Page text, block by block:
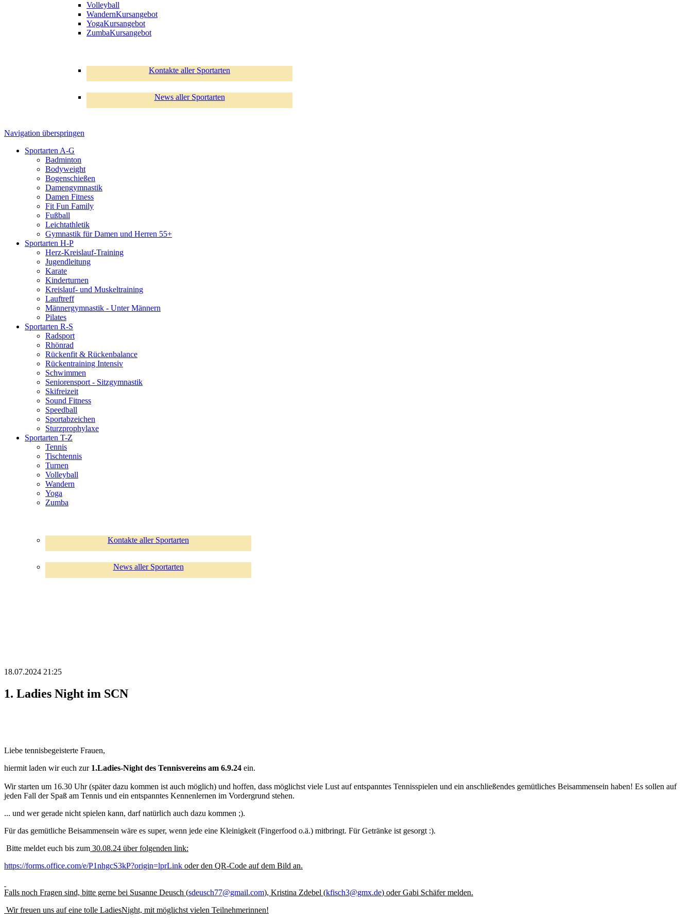
Volleyball
WandernKursangebot
YogaKursangebot
ZumbaKursangebot
Kontakte aller Sportarten
News aller Sportarten
Navigation überspringen
Sportarten A-G
Badminton
Bodyweight
Bogenschießen
Damengymnastik
Damen Fitness
Fit Fun Family
Fußball
Leichtathletik
Gymnastik für Damen und Herren 55+
Sportarten H-P
Herz-Kreislauf-Training
Jugendleitung
Karate
Kinderturnen
Kreislauf- und Muskeltraining
Lauftreff
Männergymnastik - Unter Männern
Pilates
Sportarten R-S
Radsport
Rhönrad
Rückenfit & Rückenbalance
Rückentraining Intensiv
Schwimmen
Seniorensport - Sitzgymnastik
Skifreizeit
Sound Fitness
Speedball
Sportabzeichen
Sturzprophylaxe
Sportarten T-Z
Tennis
Tischtennis
Turnen
Volleyball
Wandern
Yoga
Zumba
Kontakte aller Sportarten
News aller Sportarten
18.07.2024 21:25
1. Ladies Night im SCN
Liebe tennisbegeisterte Frauen,
hiermit laden wir euch zur 1.Ladies-Night des Tennisvereins am 6.9.24 ein.
Wir starten um 16.30 Uhr (später dazu kommen ist auch möglich) und hoffen, dass möglichst viele Lust auf entspanntes Tennisspielen und ein anschließendes gemütliches Beisammensein haben! Es sollen auf
jeden Fall der Spaß am Tennis und ein entspanntes Kennenlernen im Vordergrund stehen.
... und wer gerade nicht spielen kann, darf natürlich auch dazu kommen ;).
Für das gemütliche Beisammensein wäre es super, wenn jede eine Kleinigkeit (Fingerfood o.ä.) mitbringt. Für Getränke ist gesorgt :).
Bitte meldet euch bis zum 30.08.24 über folgenden link:
https://forms.office.com/e/P1nhgcS3kP?origin=lprLink oder den QR-Code auf dem Bild an.
Falls noch Fragen sind, bitte gerne bei Susanne Deusch (sdeusch77@gmail.com), Kristina Zdebel (kfisch3@gmx.de) oder Gabi Schäfer melden.
Wir freuen uns auf eine tolle LadiesNight, mit möglichst vielen Teilnehmerinnen!